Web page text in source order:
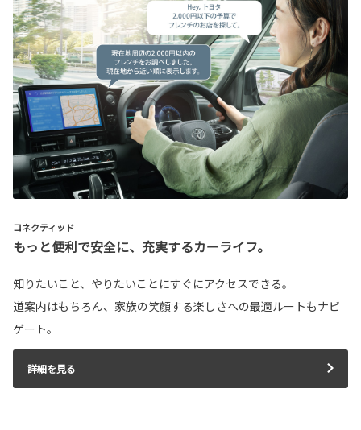
コネクティッド
もっと便利で安全に、充実するカーライフ。
知りたいこと、やりたいことにすぐにアクセスできる。
道案内はもちろん、家族の笑顔する楽しさへの最適ルートもナビ
ゲート。
詳細を見る